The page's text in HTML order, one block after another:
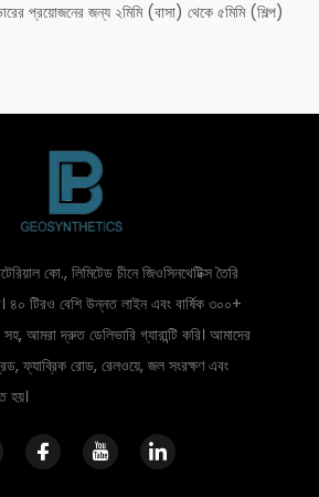
প্রয়োজনের জন্য ২মিমি (বাসা) থেকে ৫মিমি (শিল্প)
কো., লিমিটেড চীনে জিওসিনথেটিক্স তৈরি
৪০ টিরও বেশি উন্নত লাইন এবং বার্ষিক ৩০০+
সহ, আমরা দ্রুত ডেলিভারি গ্যারান্টি করি। আমাদের
ফ্যাব্রিক রোড, রেলওয়ে, জল সংরক্ষণ এবং
হয়।